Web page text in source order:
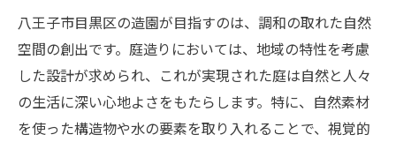
造園が創るリラックスできる空間
生活に彩りを添える庭の設計
八王子市での新たなライフスタイルの提案
目黒区で生きる自然と都市のハーモニー造園の
力
八王子市目黒区の造園が目指すのは、調和の取れた自然
空間の創出です。庭造りにおいては、地域の特性を考慮
した設計が求められ、これが実現された庭は自然と人々
の生活に深い心地よさをもたらします。特に、自然素材
を使った構造物や水の要素を取り入れることで、視覚的